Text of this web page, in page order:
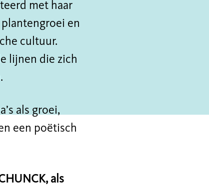
met haar
en
cultuur.
lijnen die zich
als groei,
een poëtisch
als